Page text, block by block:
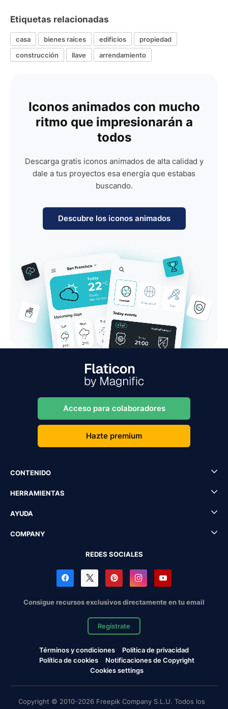
Etiquetas relacionadas
casa bienes raíces edificios
propiedad
construcción
llave arrendamiento
Iconos animados con mucho
ritmo que impresionarán a
todos
Descarga gratis iconos animados de alta calidad y
dale a tus proyectos esa energía que estabas
buscando.
Descubre los iconos animados
Acceso para colaboradores
Hazte premium
CONTENIDO
HERRAMIENTAS
AYUDA
COMPANY
REDES SOCIALES
Consigue recursos exclusivos directamente en tu email
Regístrate
Términos y condiciones
Política de privacidad
Política de cookies
Notificaciones de Copyright
Cookies settings
Copyright © 2010-2026 Freepik Company S.L.U. Todos los